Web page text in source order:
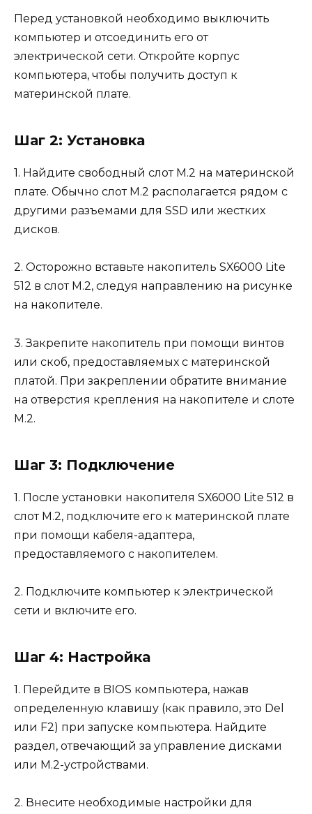
Перед установкой необходимо выключить
компьютер и отсоединить его от
электрической сети. Откройте корпус
компьютера, чтобы получить доступ к
материнской плате.
Шаг 2: Установка
1. Найдите свободный слот M.2 на материнской
плате. Обычно слот M.2 располагается рядом с
другими разъемами для SSD или жестких
дисков.
2. Осторожно вставьте накопитель SX6000 Lite
512 в слот M.2, следуя направлению на рисунке
на накопителе.
3. Закрепите накопитель при помощи винтов
или скоб, предоставляемых с материнской
платой. При закреплении обратите внимание
на отверстия крепления на накопителе и слоте
M.2.
Шаг 3: Подключение
1. После установки накопителя SX6000 Lite 512 в
слот M.2, подключите его к материнской плате
при помощи кабеля-адаптера,
предоставляемого с накопителем.
2. Подключите компьютер к электрической
сети и включите его.
Шаг 4: Настройка
1. Перейдите в BIOS компьютера, нажав
определенную клавишу (как правило, это Del
или F2) при запуске компьютера. Найдите
раздел, отвечающий за управление дисками
или M.2-устройствами.
2. Внесите необходимые настройки для